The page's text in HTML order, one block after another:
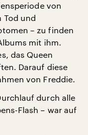
von
Tod und
– zu finden
mit ihm.
das Queen
Darauf diese
von Freddie.
durch alle
Flash – war auf